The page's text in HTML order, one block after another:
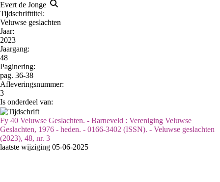
Evert de Jonge
Tijdschrifttitel:
Veluwse geslachten
Jaar:
2023
Jaargang:
48
Paginering:
pag. 36-38
Afleveringsnummer:
3
Is onderdeel van:
Fy 40 Veluwse Geslachten. - Barneveld : Vereniging Veluwse
Geslachten, 1976 - heden. - 0166-3402 (ISSN). - Veluwse geslachten
(2023), 48, nr. 3
laatste wijziging 05-06-2025